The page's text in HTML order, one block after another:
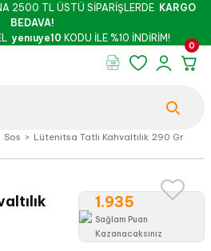
2500 TL ÜSTÜ SİPARİŞLERDE KARGO
BEDAVA!
yenıuye10KODU İLE %10 İNDİRİM!
Dön
İthal Peynirler
Dön
Dön
Dön
Dön
Dön
0
Sos Lütenitsa Tatlı Kahvaltılık 290 Gr
1.935
Sağlam Puan
Kazanacaksınız